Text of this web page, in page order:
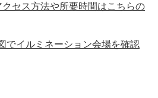
セス方法や所要時間はこちらの
でイルミネーション会場を確認